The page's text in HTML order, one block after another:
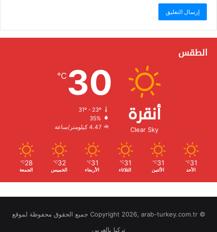
الطقس
أنقرة
Clear Sky
30
℃
31º - 23º
الرطوبة:
الرياح:4.47 كيلومتر/ساعة
31
℃
الأحد
31
℃
الأثنين
31
℃
الثلاثاء
31
℃
الأربعاء
32
℃
الخميس
28
℃
الجمعة
© Copyright 2026, arab-turkey.com.tr جميع الحقوق محفوظة لموقع
تركيا بالعربي